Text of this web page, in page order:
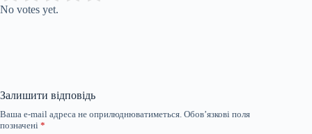
No votes yet.
Залишити відповідь
Ваша e-mail адреса не оприлюднюватиметься. Обов’язкові поля
позначені *